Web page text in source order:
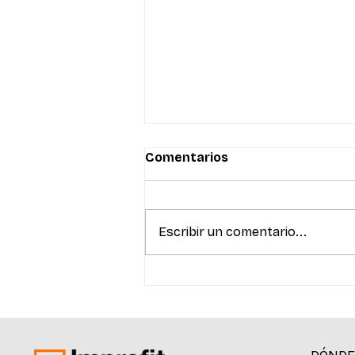
atención para potenciar el
experiencia del cliente.
Comentarios
Escribir un comentario...